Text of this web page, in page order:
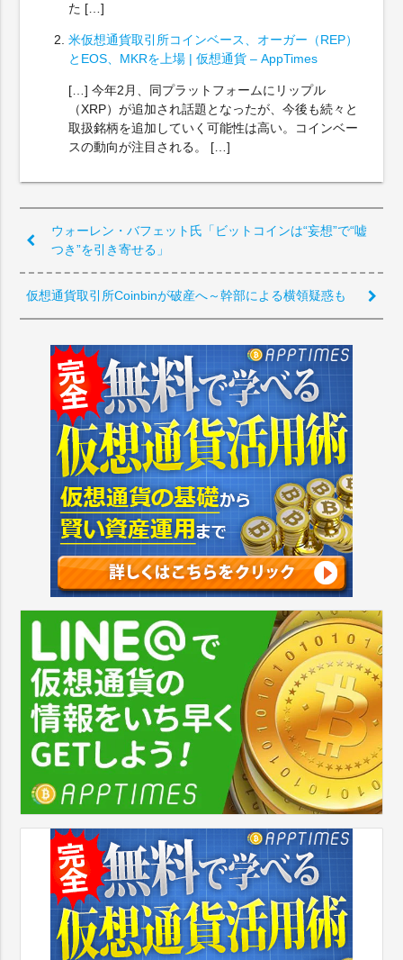
た […]
米仮想通貨取引所コインベース、オーガー（REP）
とEOS、MKRを上場 | 仮想通貨 – AppTimes
[…] 今年2月、同プラットフォームにリップル
（XRP）が追加され話題となったが、今後も続々と
取扱銘柄を追加していく可能性は高い。コインベー
スの動向が注目される。 […]
ウォーレン・バフェット氏「ビットコインは“妄想”で“嘘
つき”を引き寄せる」
仮想通貨取引所Coinbinが破産へ～幹部による横領疑惑も